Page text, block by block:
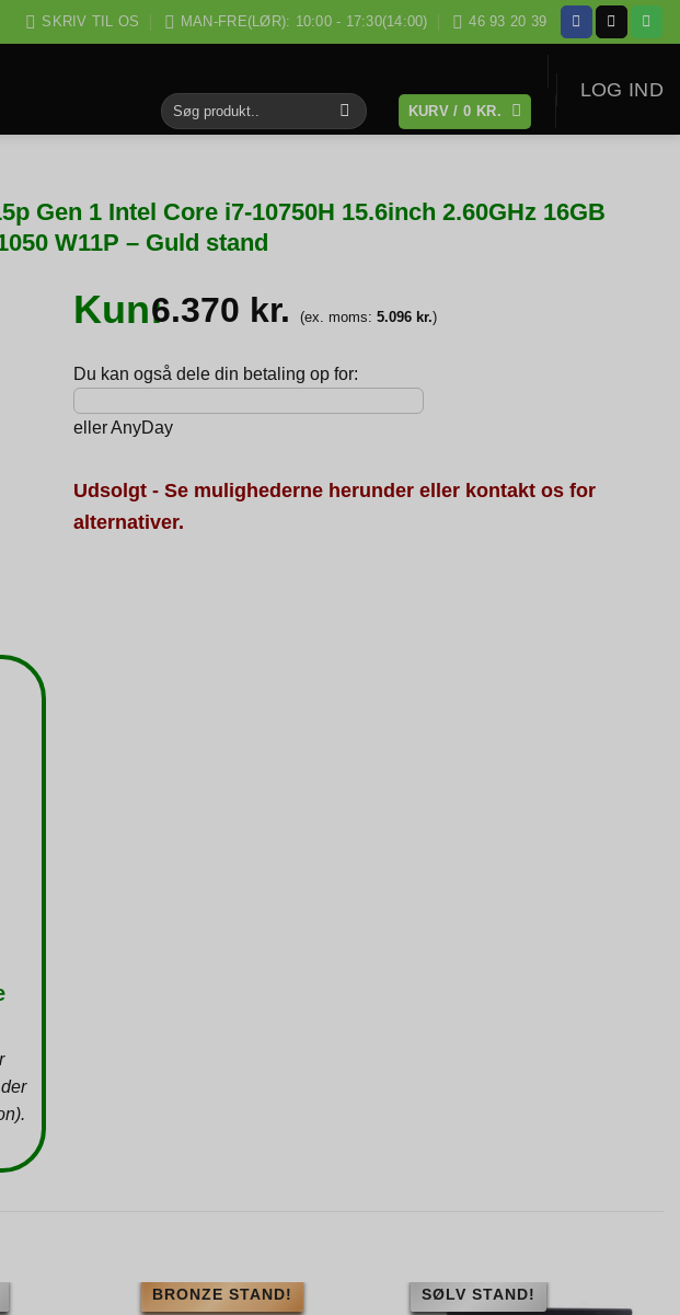
SKRIV TIL OS MAN-FRE(LØR): 10:00 - 17:30(14:00) 46 93 20 39
Søg
efter:
KURV /0 KR.
LOG IND
Gen 1 Intel Core i7-10750H 15.6inch 2.60GHz 16GB
W11P – Guld stand
Kun:6.370 kr. (ex. moms:5.096 kr.)
Du kan også dele din betaling op for:
ellerAnyDay
Udsolgt - Se mulighederne herunder eller kontakt os for
alternativer.
BRONZE STAND! SØLV STAND!